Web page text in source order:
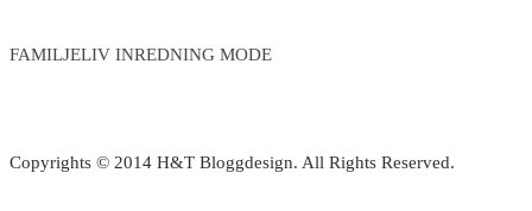
FAMILJELIV INREDNING MODE
Copyrights © 2014 H&T Bloggdesign. All Rights Reserved.